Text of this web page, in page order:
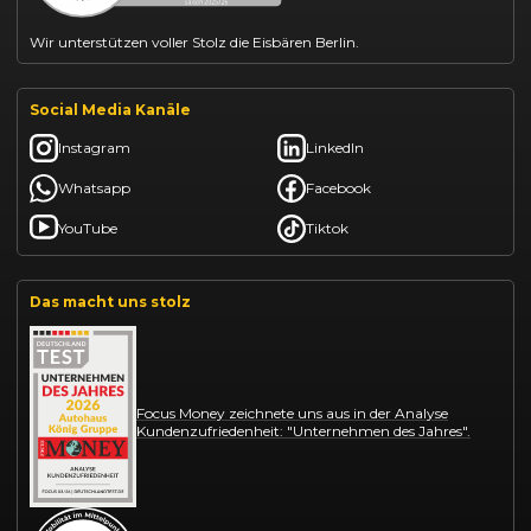
Wir unterstützen voller Stolz die Eisbären Berlin.
Social Media Kanäle
Instagram LinkedIn
Whatsapp Facebook
YouTube Tiktok
Das macht uns stolz
Focus Money zeichnete uns aus in der Analyse
Kundenzufriedenheit: "Unternehmen des Jahres".